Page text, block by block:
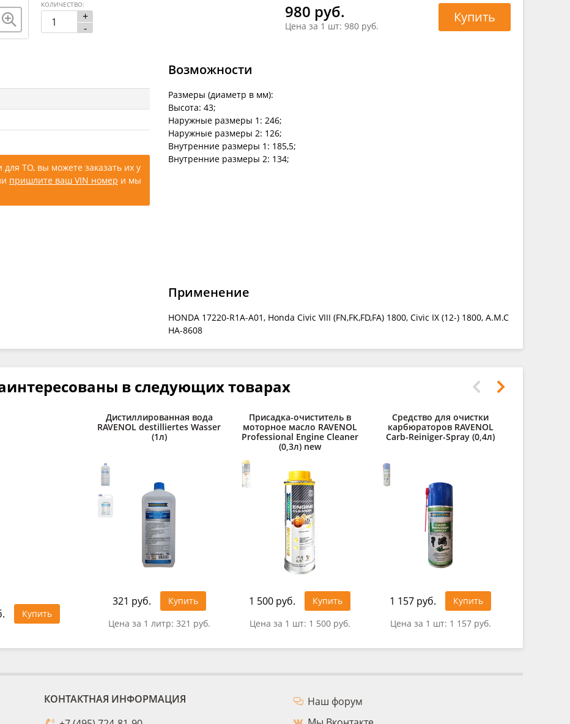
980 руб.
Цена за 1 шт: 980 руб.
+
-
КОЛИЧЕСТВО:
Купить
ТО, вы можете заказать их у
пришлите ваш VIN номер и мы
Возможности
Размеры (диаметр в мм):
Высота: 43;
Наружные размеры 1: 246;
Наружные размеры 2: 126;
Внутренние размеры 1: 185,5;
Внутренние размеры 2: 134;
Применение
HONDA 17220-R1A-A01, Honda Civic VIII (FN,FK,FD,FA) 1800, Civic IX (12-) 1800, A.M.C
HA-8608
в следующих товарах
Купить
Дистиллированная вода
RAVENOL destilliertes Wasser
(1л)
321 руб.
Купить
Цена за 1 литр: 321 руб.
Присадка-очиститель в
моторное масло RAVENOL
Professional Engine Cleaner
(0,3л) new
1 500 руб.
Купить
Цена за 1 шт: 1 500 руб.
Средство для очистки
карбюраторов RAVENOL
Carb-Reiniger-Spray (0,4л)
1 157 руб.
Купить
Цена за 1 шт: 1 157 руб.
КОНТАКТНАЯ ИНФОРМАЦИЯ
Наш форум